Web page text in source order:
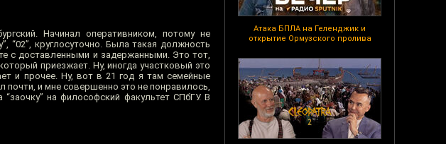
Атака БПЛА на Геленджик и
открытие Ормузского пролива
Начинал оперативником, потому не
“02”, круглосуточно. Была такая должность
с доставленными и задержанными. Это тот,
приезжает. Ну, иногда участковый это
и прочее. Ну, вот в 21 год я там семейные
почти, и мне совершенно это не понравилось,
на философский факультет СПбГУ. В